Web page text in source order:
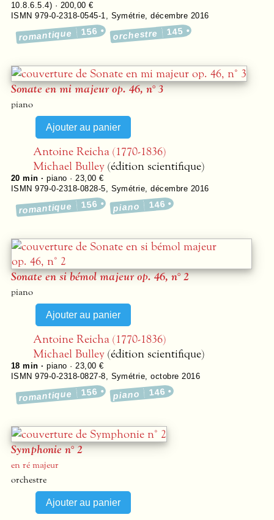
10.8.6.5.4) · 200,00 €
ISMN 979-0-2318-0545-1
Symétrie ,décembre 2016
romantique 156 orchestre 145
Sonate en mi majeur op. 46, n° 3
piano
Antoine Reicha (1770-1836)
Michael Bulley (édition scientifique)
20 min ·piano · 23,00 €
ISMN 979-0-2318-0828-5
Symétrie ,décembre 2016
romantique 156 piano 146
Sonate en si bémol majeur op. 46, n° 2
piano
Antoine Reicha (1770-1836)
Michael Bulley (édition scientifique)
18 min ·piano · 23,00 €
ISMN 979-0-2318-0827-8
Symétrie ,octobre 2016
romantique 156 piano 146
Symphonie n° 2
en ré majeur
orchestre